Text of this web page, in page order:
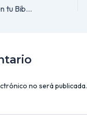
¡Innovación para la Inclusión en tu Biblioteca!
no será publicada.